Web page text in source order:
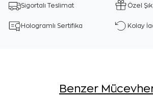
Sigortalı Teslimat Özel
Hologramlı Sertifika Kolay
Benzer